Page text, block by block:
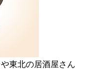
東北の居酒屋さん